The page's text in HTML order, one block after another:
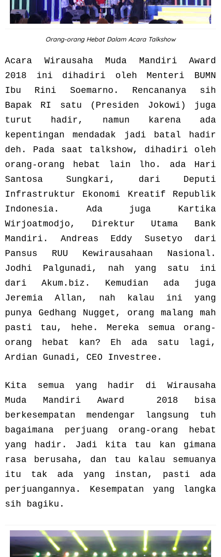
Orang-orang Hebat Dalam Acara Talkshow
Acara Wirausaha Muda Mandiri Award
2018 ini dihadiri oleh Menteri BUMN
Ibu Rini Soemarno. Rencananya sih
Bapak RI satu (Presiden Jokowi) juga
turut hadir, namun karena ada
kepentingan mendadak jadi batal hadir
deh. Pada saat talkshow, dihadiri oleh
orang-orang hebat lain lho. ada Hari
Santosa Sungkari, dari Deputi
Infrastruktur Ekonomi Kreatif Republik
Indonesia. Ada juga Kartika
Wirjoatmodjo, Direktur Utama Bank
Mandiri. Andreas Eddy Susetyo dari
Pansus RUU Kewirausahaan Nasional.
Jodhi Palgunadi, nah yang satu ini
dari Akum.biz. Kemudian ada juga
Jeremia Allan, nah kalau ini yang
punya Gedhang Nugget, orang malang mah
pasti tau, hehe. Mereka semua orang-
orang hebat kan? Eh ada satu lagi,
Ardian Gunadi, CEO Investree.
Kita semua yang hadir di Wirausaha
Muda Mandiri Award 2018 bisa
berkesempatan mendengar langsung tuh
bagaimana perjuang orang-orang hebat
yang hadir. Jadi kita tau kan gimana
rasa berusaha, dan tau kalau semuanya
itu tak ada yang instan, pasti ada
perjuangannya. Kesempatan yang langka
sih bagiku.